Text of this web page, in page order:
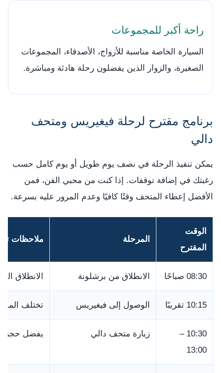
راحة أكبر للمجموعات
السيارة الخاصة مناسبة للأزواج، الأصدقاء، المجموعات
الصغيرة، والزوار الذين يفضلون رحلة هادئة ومباشرة.
برنامج مقترح لرحلة فيغيريس ومتحف
دالي
يمكن تنفيذ الرحلة في نصف يوم طويل أو يوم كامل حسب
رغبتك في إضافة توقفات. إذا كنت من محبي الفن، فمن
الأفضل إعطاء المتحف وقتًا كافيًا وعدم المرور عليه بسرعة.
الوقت
المقترح
المرحلة ملاحظات
08:30 صباحًا الانطلاق من برشلونة الانطلاق
10:15 تقريبًا الوصول إلى فيغيريس تختلف
10:30 –
13:00
زيارة متحف دالي يفضل حجز